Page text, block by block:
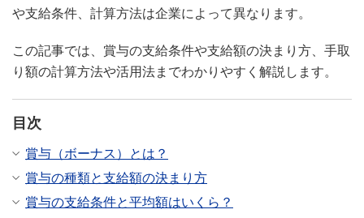
や支給条件、計算方法は企業によって異なります。
この記事では、賞与の支給条件や支給額の決まり方、手取
り額の計算方法や活用法までわかりやすく解説します。
目次
賞与（ボーナス）とは？
賞与の種類と支給額の決まり方
賞与の支給条件と平均額はいくら？